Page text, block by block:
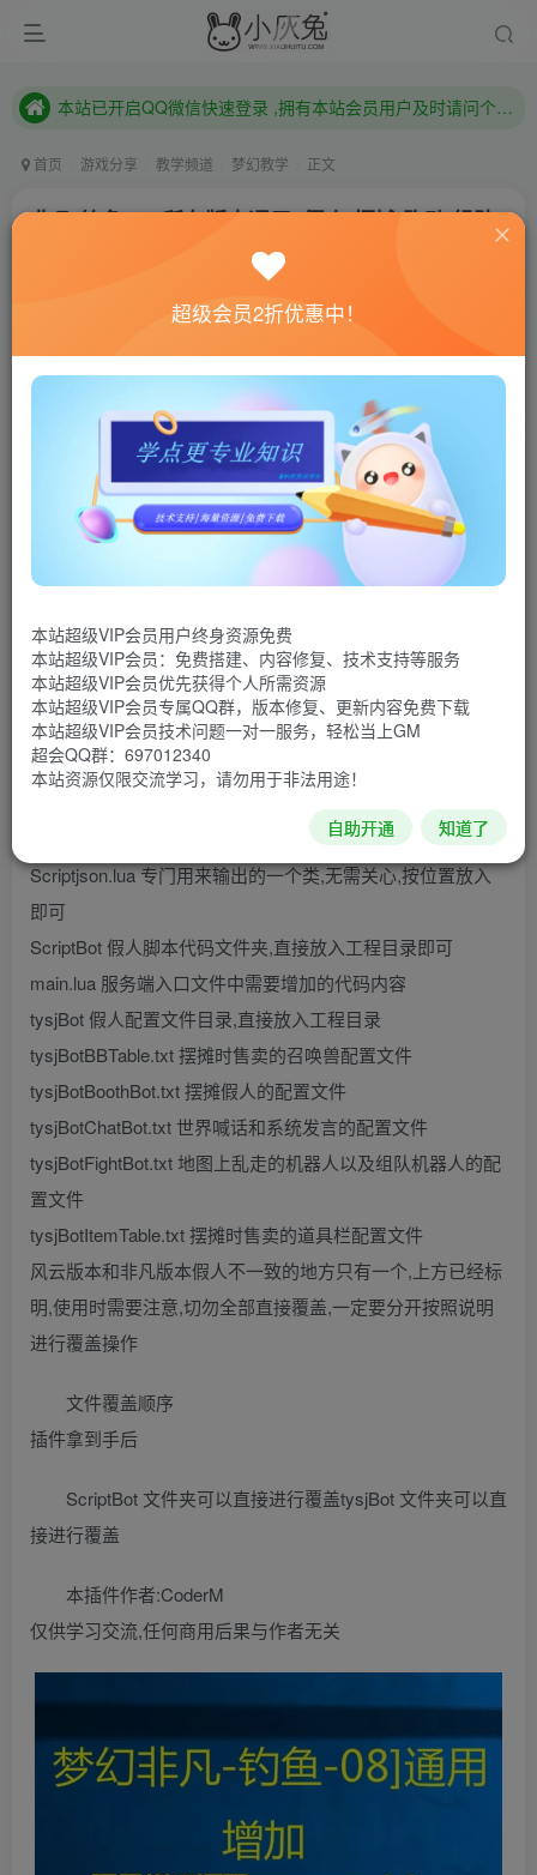
本站已开启QQ微信快速登录 ,拥有本站会员用户及时请问个人中心绑定！
本站已开启QQ微信快速登录 ,拥有本站会员用户及时请问个人中心绑定！
首页 游戏分享 教学频道 梦幻教学 正文
非凡-钓鱼-08]所有版本通用_假人(摆摊,跑动,组队,
2650 9
联网教程： 内附教程
单机教程： 内附教程
不懂的话联系客服！！！
[wm_notice]梦幻GGELUA假人系列教程.假人插件的简
介说明[/wm_notice]
拿到手后不要全部对文件进行覆盖,先查看文件是否完整
文件名 说明
Script 脚本代码目录
Script地图处理类地图处理类.lua 玩家切换地图时需要Hook
的代码内容
(风云)Script角色处理类道具处理类.lua 需要添加修改的代码
(非凡)Script商店处理类摆摊处理类.lua 需要修改的代码内容
Scriptjson.lua 专门用来输出的一个类,无需关心,按位置放入
即可
ScriptBot 假人脚本代码文件夹,直接放入工程目录即可
main.lua 服务端入口文件中需要增加的代码内容
tysjBot 假人配置文件目录,直接放入工程目录
tysjBotBBTable.txt 摆摊时售卖的召唤兽配置文件
tysjBotBoothBot.txt 摆摊假人的配置文件
tysjBotChatBot.txt 世界喊话和系统发言的配置文件
tysjBotFightBot.txt 地图上乱走的机器人以及组队机器人的配
置文件
tysjBotItemTable.txt 摆摊时售卖的道具栏配置文件
风云版本和非凡版本假人不一致的地方只有一个,上方已经标
明,使用时需要注意,切勿全部直接覆盖,一定要分开按照说明
进行覆盖操作
文件覆盖顺序
插件拿到手后
ScriptBot 文件夹可以直接进行覆盖tysjBot 文件夹可以直
接进行覆盖
本插件作者:CoderM
仅供学习交流,任何商用后果与作者无关
超级会员2折优惠中！
本站超级VIP会员用户终身资源免费
本站超级VIP会员：免费搭建、内容修复、技术支持等服务
本站超级VIP会员优先获得个人所需资源
本站超级VIP会员专属QQ群，版本修复、更新内容免费下载
本站超级VIP会员技术问题一对一服务，轻松当上GM
超会QQ群：697012340
本站资源仅限交流学习，请勿用于非法用途！
自助开通 知道了